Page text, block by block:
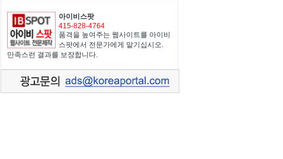
아이비스팟
415-828-4764
품격을 높여주는 웹사이트를 아이비
스팟에서 전문가에게 맡기십시오.
만족스런 결과를 보장합니다.